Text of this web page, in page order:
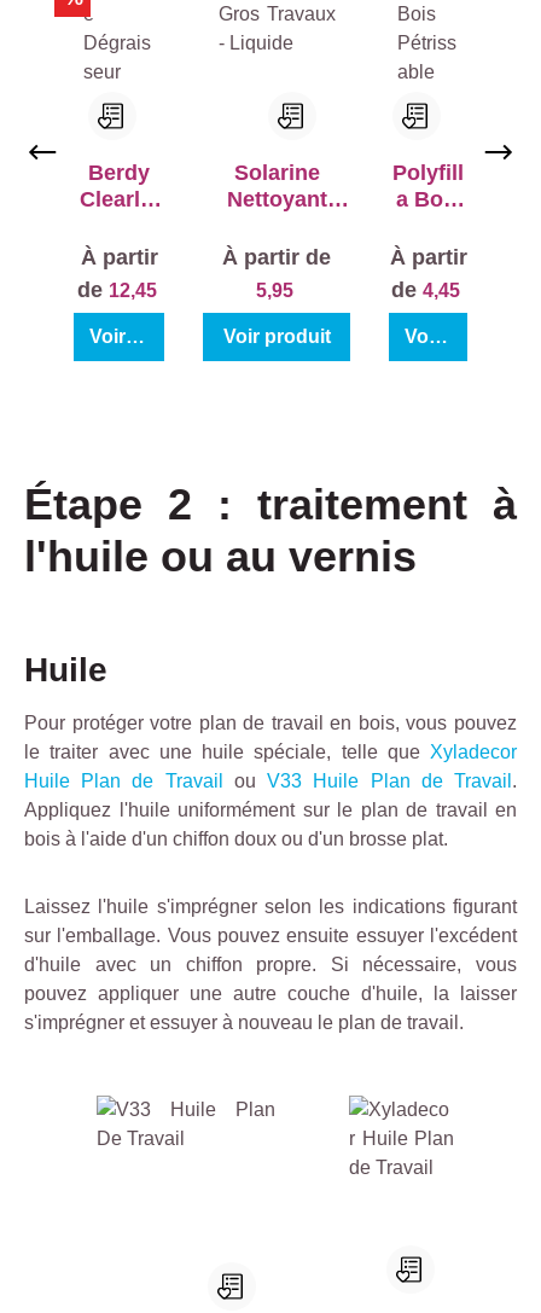
Berdy
Clearlin
Dégrais
seur
À partir
de 12,45
Voir produit
Solarine
Nettoyant
- Liquide
À partir de
5,95
Voir produit
Polyfill
a Bois
able
À partir
de4,45
Voir produit
Étape 2 : traitement à
l'huile ou au vernis
Huile
Pour protéger votre plan de travail en bois, vous pouvez
le traiter avec une huile spéciale, telle que Xyladecor
Huile Plan de Travail
ouV33 Huile Plan de Travail .
Appliquez l'huile uniformément sur le plan de travail en
bois à l'aide d'un chiffon doux ou d'un brosse plat.
Laissez l'huile s'imprégner selon les indications figurant
sur l'emballage. Vous pouvez ensuite essuyer l'excédent
d'huile avec un chiffon propre. Si nécessaire, vous
pouvez appliquer une autre couche d'huile, la laisser
s'imprégner et essuyer à nouveau le plan de travail.